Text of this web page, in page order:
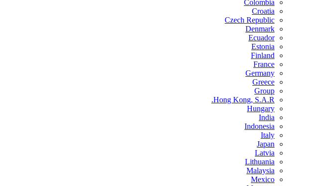
Colombia
Croatia
Czech Republic
Denmark
Ecuador
Estonia
Finland
France
Germany
Greece
Group
Hong Kong, S.A.R.
Hungary
India
Indonesia
Italy
Japan
Latvia
Lithuania
Malaysia
Mexico